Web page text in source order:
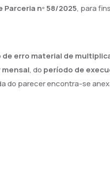
Parceria nº 58/2025, para
de erro material de
mensal, do período de
do parecer encontra-se